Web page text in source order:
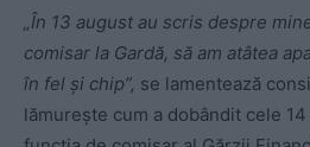
„În 13 august au scris despre
comisar la Gardă, să am atâtea
în fel și chip”, se lamentează
lămurește cum a dobândit cele